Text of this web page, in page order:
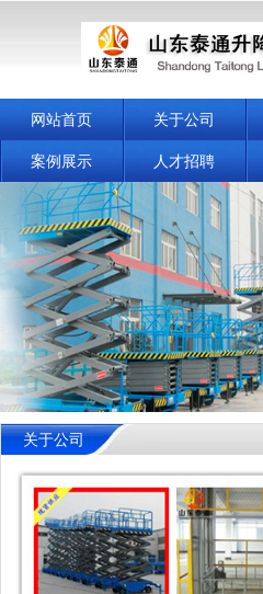
网站首页 关于公司
案例展示 人才招聘
关于公司